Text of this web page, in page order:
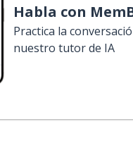
Habla con
Practica la
nuestro tutor de IA